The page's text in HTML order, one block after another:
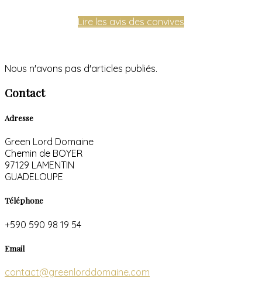
Lire les avis des convives
Nous n'avons pas d'articles publiés.
Contact
Adresse
Green Lord Domaine
Chemin de BOYER
97129 LAMENTIN
GUADELOUPE
Téléphone
+590 590 98 19 54
Email
contact@greenlorddomaine.com